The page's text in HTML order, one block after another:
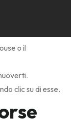
o il
clic su di esse.